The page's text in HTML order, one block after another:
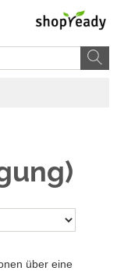
über eine